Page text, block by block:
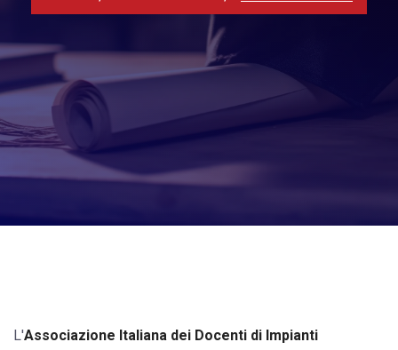
L'Associazione Italiana dei Docenti di Impianti